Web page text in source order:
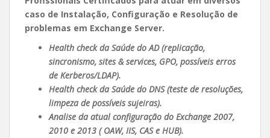
caso de Instalação, Configuração e Resolução de
problemas em Exchange Server.
Health check da Saúde do AD (replicação,
sincronismo, sites & services, GPO, possíveis erros
de Kerberos/LDAP).
Health check da Saúde do DNS (teste de resoluções,
limpeza de possíveis sujeiras).
Analise da atual configuração do Exchange 2007,
2010 e 2013 ( OAW, IIS, CAS e HUB).